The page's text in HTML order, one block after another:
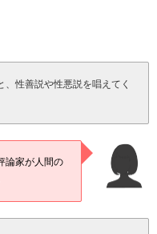
、性善説や性悪説を唱えてく
論家が人間の